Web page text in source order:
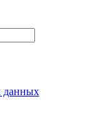
данных